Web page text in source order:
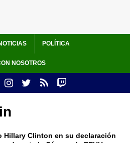
POLÍTICA
NOSOTROS
Hillary Clinton en su declaración